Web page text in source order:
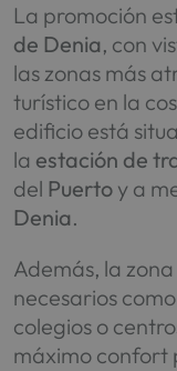
La promoción
de Denia, con
las zonas más
turístico en la
edificio está
la estación de
del Puertoy a
Denia.
Además, la
necesarios
colegios o
máximo confort